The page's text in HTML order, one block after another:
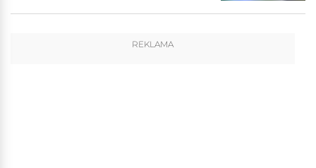
REKLAMA